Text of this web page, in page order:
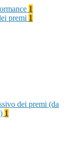
1
premi 1
dei premi (da
1